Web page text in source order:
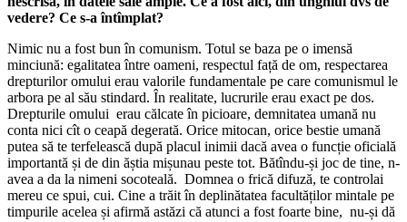
vedere? Ce s-a întîmplat?
Nimic nu a fost bun în comunism. Totul se baza pe o imensă
minciună: egalitatea între oameni, respectul față de om, respectarea
drepturilor omului erau valorile fundamentale pe care comunismul le
arbora pe al său stindard. În realitate, lucrurile erau exact pe dos.
Drepturile omului erau călcate în picioare, demnitatea umană nu
conta nici cît o ceapă degerată. Orice mitocan, orice bestie umană
putea să te terfelească după placul inimii dacă avea o funcție oficială
importantă și de din ăștia mișunau peste tot. Bătîndu-și joc de tine, n-
avea a da la nimeni socoteală. Domnea o frică difuză, te controlai
mereu ce spui, cui. Cine a trăit în deplinătatea facultăților mintale pe
timpurile acelea și afirmă astăzi că atunci a fost foarte bine, nu-și dă